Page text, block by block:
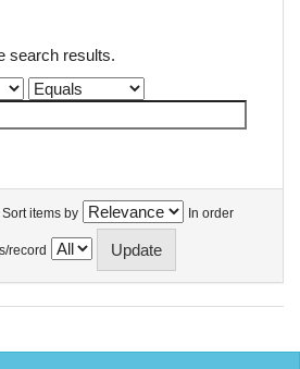
search results.
Sort items by In order
record